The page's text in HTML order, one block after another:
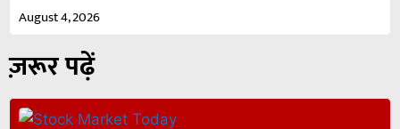
August 4, 2026
ज़रूर पढ़ें